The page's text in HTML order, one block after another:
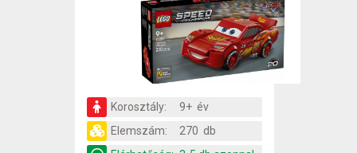
Korosztály:
9+ év
Elemszám:
270 db